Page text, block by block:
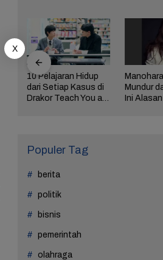
10 Pelajaran Hidup
dari Setiap Kasus di
Drakor Teach You a
Mundur
Ini
Populer Tag
berita
politik
bisnis
pemerintah
olahraga
X